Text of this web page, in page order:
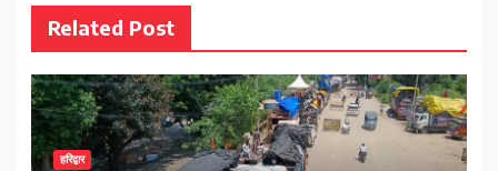
Related Post
हरिद्वार